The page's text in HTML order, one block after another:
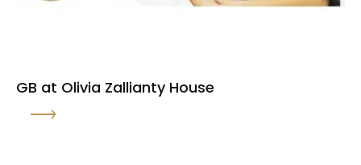
GB at Olivia Zallianty House